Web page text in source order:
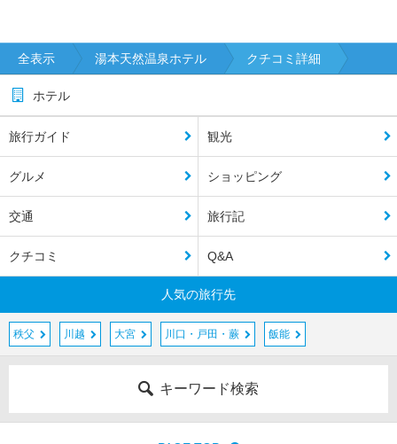
全表示 湯本天然温泉ホテル クチコミ詳細
ホテル
旅行ガイド 観光
グルメ ショッピング
交通 旅行記
クチコミ Q&A
人気の旅行先
秩父 川越 大宮 川口・戸田・蕨 飯能
キーワード検索